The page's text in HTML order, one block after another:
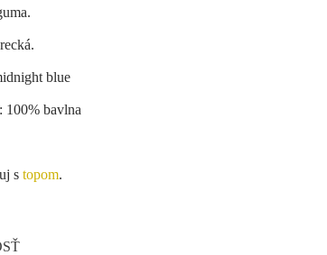
blue
100% bavlna
s topom.